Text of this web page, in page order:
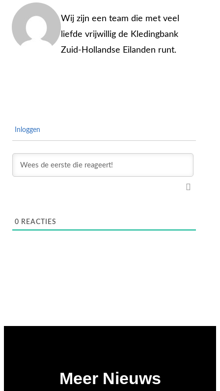
Wij zijn een team die met veel
liefde vrijwillig de Kledingbank
Zuid-Hollandse Eilanden runt.
Inloggen
0 REACTIES
Meer Nieuws